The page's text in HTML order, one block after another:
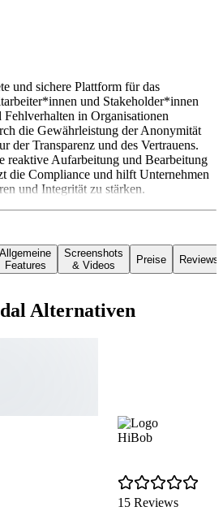
und sichere Plattform für das
und Stakeholder*innen
Fehlverhalten in Organisationen
die Gewährleistung der Anonymität
der Transparenz und des Vertrauens.
reaktive Aufarbeitung und Bearbeitung
die Compliance und hilft Unternehmen
und Integrität zu stärken.
Allgemeine
Features
Screenshots
& Videos
Preise Reviews
Alternativen
HiBob
15 Reviews